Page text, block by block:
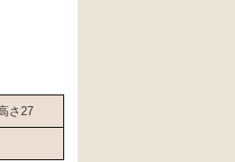
さ27